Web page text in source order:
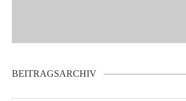
BEITRAGSARCHIV